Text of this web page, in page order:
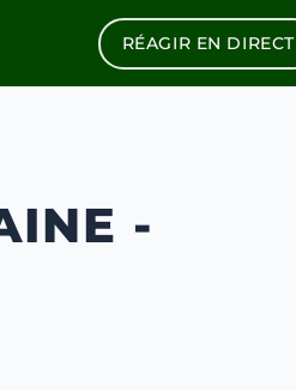
RÉAGIR EN DIRECT
-